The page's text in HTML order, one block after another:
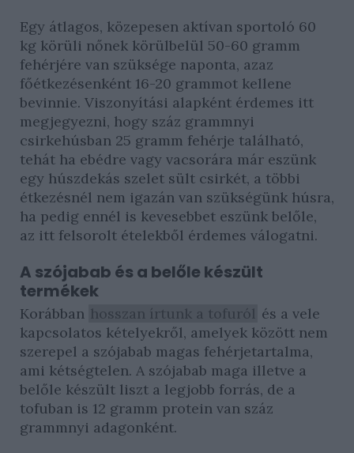
Egy átlagos, közepesen aktívan sportoló 60
kg körüli nőnek körülbelül 50-60 gramm
fehérjére van szüksége naponta, azaz
főétkezésenként 16-20 grammot kellene
bevinnie. Viszonyítási alapként érdemes itt
megjegyezni, hogy száz grammnyi
csirkehúsban 25 gramm fehérje található,
tehát ha ebédre vagy vacsorára már eszünk
egy húszdekás szelet sült csirkét, a többi
étkezésnél nem igazán van szükségünk húsra,
ha pedig ennél is kevesebbet eszünk belőle,
az itt felsorolt ételekből érdemes válogatni.
A szójabab és a belőle készült
termékek
Korábban hosszan írtunk a tofuról és a vele
kapcsolatos kételyekről, amelyek között nem
szerepel a szójabab magas fehérjetartalma,
ami kétségtelen. A szójabab maga illetve a
belőle készült liszt a legjobb forrás, de a
tofuban is 12 gramm protein van száz
grammnyi adagonként.